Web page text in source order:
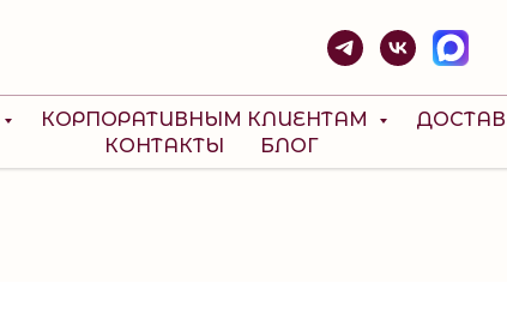
КОРПОРАТИВНЫМ КЛИЕНТАМ
КОНТАКТЫ
БЛОГ